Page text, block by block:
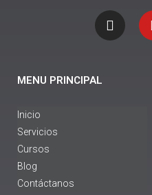
n
s
t
MENU PRINCIPAL
Inicio
Servicios
Cursos
Blog
Contáctanos